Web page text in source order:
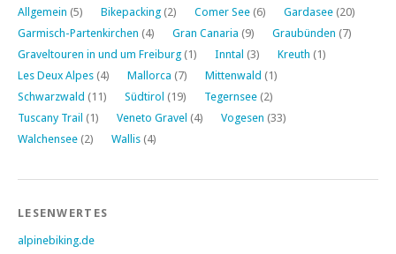
Allgemein (5) Bikepacking (2) Comer See (6) Gardasee (20)
Garmisch-Partenkirchen (4) Gran Canaria (9) Graubünden (7)
Graveltouren in und um Freiburg (1) Inntal (3) Kreuth (1)
Les Deux Alpes (4) Mallorca (7) Mittenwald (1)
Schwarzwald (11) Südtirol (19) Tegernsee (2)
Tuscany Trail (1) Veneto Gravel (4) Vogesen (33)
Walchensee (2) Wallis (4)
LESENWERTES
alpinebiking.de